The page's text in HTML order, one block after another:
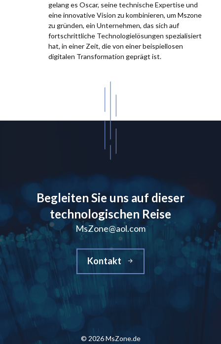
gelang es Oscar, seine technische Expertise und
eine innovative Vision zu kombinieren, um Mszone
zu gründen, ein Unternehmen, das sich auf
fortschrittliche Technologielösungen spezialisiert
hat, in einer Zeit, die von einer beispiellosen
digitalen Transformation geprägt ist.
Begleiten Sie uns auf dieser
technologischen Reise
MsZone@aol.com
Kontakt
© 2026 MsZone.de